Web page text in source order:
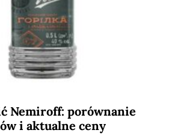
Nemiroff: porównanie
i aktualne ceny